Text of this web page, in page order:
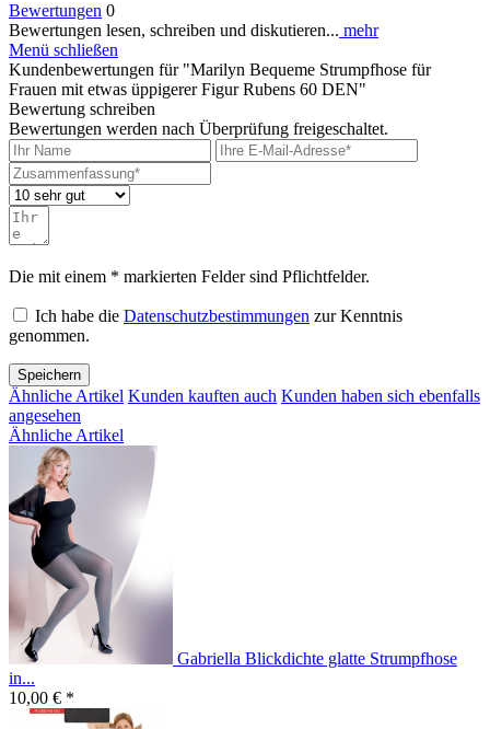
Bewertungen 0
Bewertungen lesen, schreiben und diskutieren... mehr
Menü schließen
Kundenbewertungen für "Marilyn Bequeme Strumpfhose für
Frauen mit etwas üppigerer Figur Rubens 60 DEN"
Bewertung schreiben
Bewertungen werden nach Überprüfung freigeschaltet.
Die mit einem * markierten Felder sind Pflichtfelder.
Ich habe die Datenschutzbestimmungen zur Kenntnis
genommen.
Speichern
Ähnliche Artikel Kunden kauften auch Kunden haben sich ebenfalls
angesehen
Ähnliche Artikel
Gabriella Blickdichte glatte Strumpfhose
in...
10,00 € *